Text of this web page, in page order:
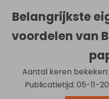
Belangrijkste
voordelen van
Aantal keren bekeken:
Publicatietijd: 05-11-